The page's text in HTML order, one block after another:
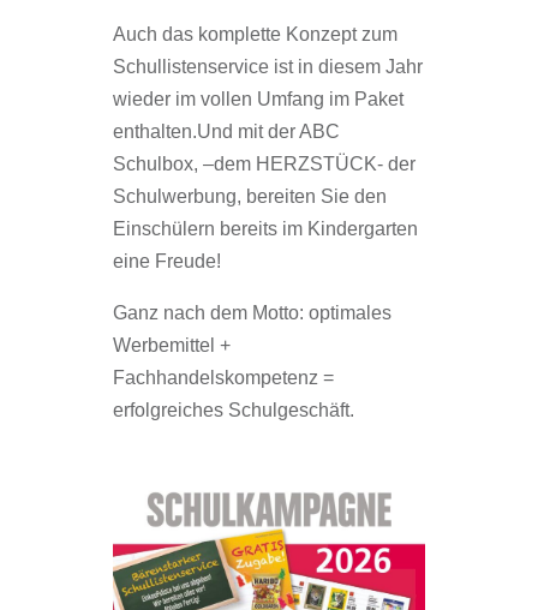
Auch das komplette Konzept zum
Schullistenservice ist in diesem Jahr
wieder im vollen Umfang im Paket
enthalten.Und mit der ABC
Schulbox, –dem HERZSTÜCK- der
Schulwerbung, bereiten Sie den
Einschülern bereits im Kindergarten
eine Freude!
Ganz nach dem Motto: optimales
Werbemittel +
Fachhandelskompetenz =
erfolgreiches Schulgeschäft.